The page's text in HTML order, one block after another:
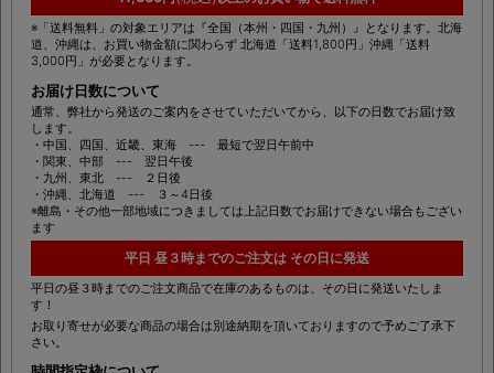
11,000円 (税込) 以上のお買い物で送料無料
※「送料無料」の対象エリアは『全国（本州・四国・九州）』となります。北海
道、沖縄は、お買い物金額に関わらず 北海道「送料1,800円」沖縄「送料
お届け日数について
通常、弊社から発送のご案内をさせていただいてから、以下の日数でお届け致
します。
・中国、四国、近畿、東海 --- 最短で翌日午前中
・関東、中部 --- 翌日午後
・九州、東北 --- ２日後
・沖縄、北海道 --- ３～4日後
※離島・その他一部地域につきましては上記日数でお届けできない場合もござい
ます
平日 昼３時までのご注文は その日に発送
平日の昼３時までのご注文商品で在庫のあるものは、その日に発送いたしま
す！
お取り寄せが必要な商品の場合は別途納期を頂いておりますので予めご了承下
さい。